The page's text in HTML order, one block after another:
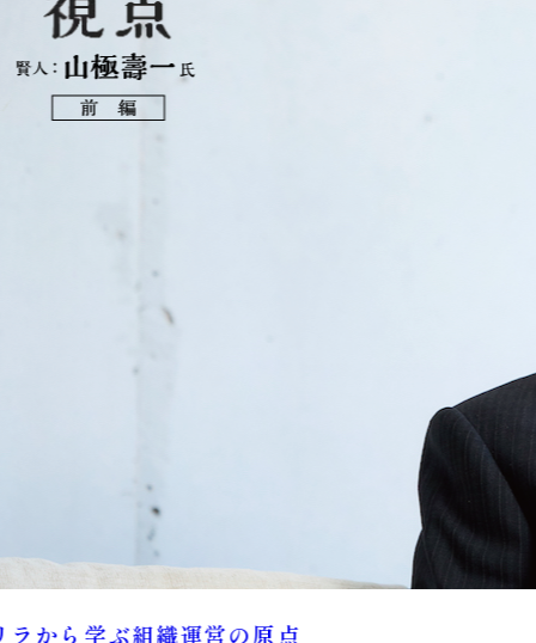
ら学ぶ組織運営の原点